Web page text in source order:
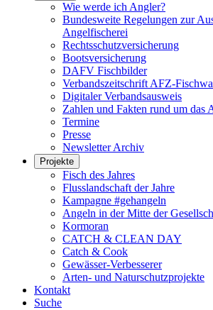
Wie werde ich Angler?
Bundesweite Regelungen zur
Angelfischerei
Rechtsschutzversicherung
Bootsversicherung
DAFV Fischbilder
Verbandszeitschrift AFZ-
Digitaler Verbandsausweis
Zahlen und Fakten rund um das
Termine
Presse
Newsletter Archiv
Projekte
Fisch des Jahres
Flusslandschaft der Jahre
Kampagne #gehangeln
Angeln in der Mitte der
Kormoran
CATCH & CLEAN DAY
Catch & Cook
Gewässer-Verbesserer
Arten- und Naturschutzprojekte
Kontakt
Suche